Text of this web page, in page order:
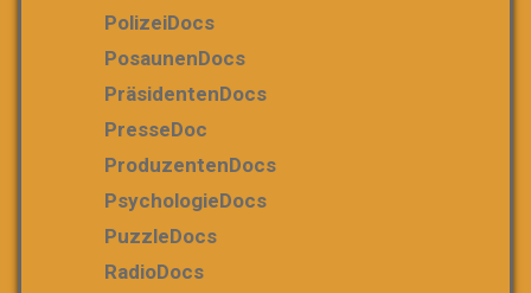
PolizeiDocs
PosaunenDocs
PräsidentenDocs
PresseDoc
ProduzentenDocs
PsychologieDocs
PuzzleDocs
RadioDocs